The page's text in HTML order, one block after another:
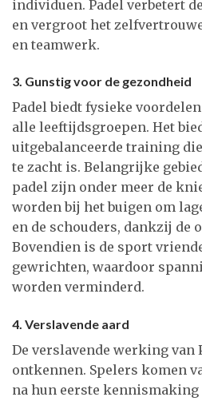
individuen. Padel verbetert
en vergroot het
en teamwerk.
3. Gunstig voor de gezondheid
Padel biedt fysieke
alle leeftijdsgroepen. Het
uitgebalanceerde training
te zacht is. Belangrijke
padel zijn onder meer de
worden bij het buigen om
en de schouders, dankzij de
Bovendien is de sport
gewrichten, waardoor
worden verminderd.
4. Verslavende aard
De verslavende werking van
ontkennen. Spelers komen
na hun eerste kennismaking